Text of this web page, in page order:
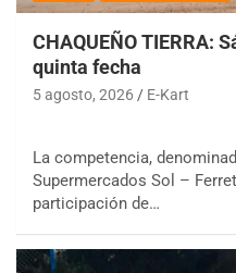
CHAQUEÑO TIERRA:
quinta fecha
5 agosto, 2026 E-Kart
La competencia,
Supermercados Sol –
participación de…